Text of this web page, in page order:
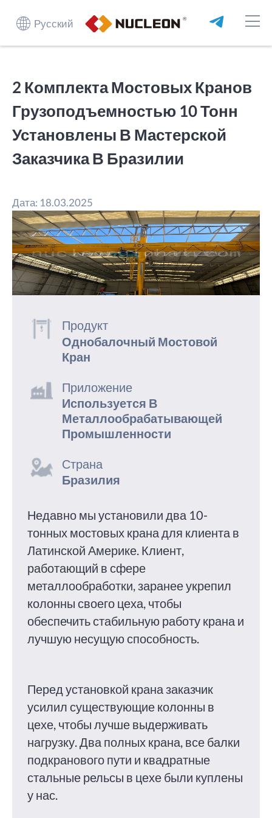
Русский
2 Комплекта Мостовых Кранов
Грузоподъемностью 10 Тонн
Установлены В Мастерской
Заказчика В Бразилии
Дата: 18.03.2025
Продукт
Однобалочный Мостовой
Кран
Приложение
Используется В
Металлообрабатывающей
Промышленности
Страна
Бразилия
Недавно мы установили два 10-
тонных мостовых крана для клиента в
Латинской Америке. Клиент,
работающий в сфере
металлообработки, заранее укрепил
колонны своего цеха, чтобы
обеспечить стабильную работу крана и
лучшую несущую способность.
Перед установкой крана заказчик
усилил существующие колонны в
цехе, чтобы лучше выдерживать
нагрузку. Два полных крана, все балки
подкранового пути и квадратные
стальные рельсы в цехе были куплены
у нас.